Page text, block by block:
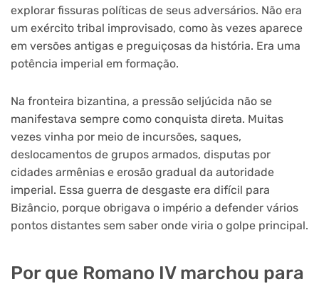
explorar fissuras políticas de seus adversários. Não era
um exército tribal improvisado, como às vezes aparece
em versões antigas e preguiçosas da história. Era uma
potência imperial em formação.
Na fronteira bizantina, a pressão seljúcida não se
manifestava sempre como conquista direta. Muitas
vezes vinha por meio de incursões, saques,
deslocamentos de grupos armados, disputas por
cidades armênias e erosão gradual da autoridade
imperial. Essa guerra de desgaste era difícil para
Bizâncio, porque obrigava o império a defender vários
pontos distantes sem saber onde viria o golpe principal.
Por que Romano IV marchou para